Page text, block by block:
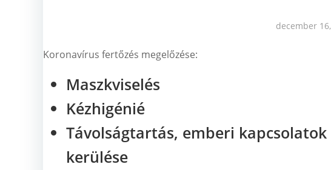
december
Koronavírus fertőzés megelőzése:
Maszkviselés
Kézhigénié
Távolságtartás, emberi
kerülése